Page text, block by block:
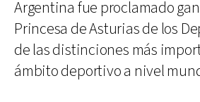
Argentina fue proclamado
Princesa de Asturias de los
de las distinciones más
ámbito deportivo a nivel